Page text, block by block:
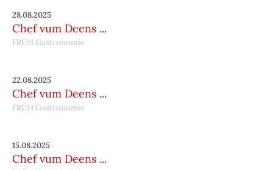
28.08.2025
Chef vum Deens ...
FRÜH Gastronomie
22.08.2025
Chef vum Deens ...
FRÜH Gastronomie
15.08.2025
Chef vum Deens ...